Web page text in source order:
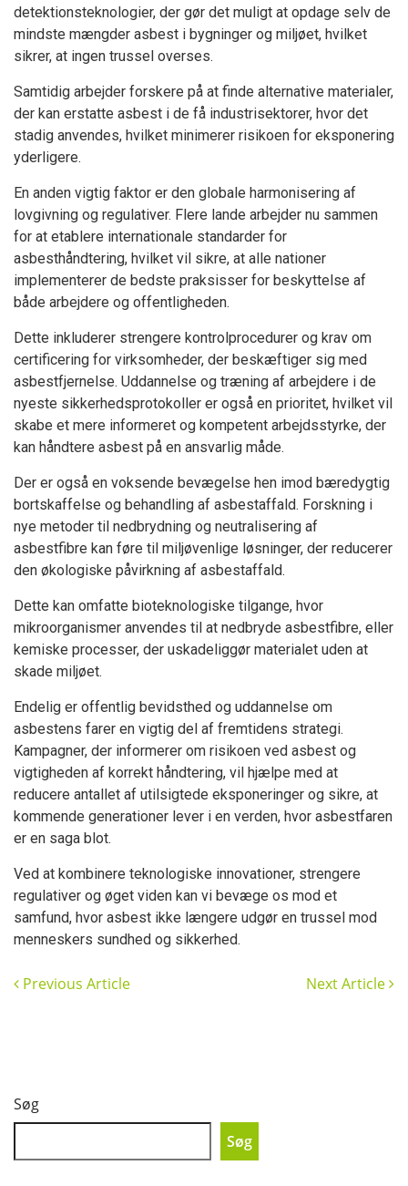
detektionsteknologier, der gør det muligt at opdage selv de
mindste mængder asbest i bygninger og miljøet, hvilket
sikrer, at ingen trussel overses.
Samtidig arbejder forskere på at finde alternative materialer,
der kan erstatte asbest i de få industrisektorer, hvor det
stadig anvendes, hvilket minimerer risikoen for eksponering
yderligere.
En anden vigtig faktor er den globale harmonisering af
lovgivning og regulativer. Flere lande arbejder nu sammen
for at etablere internationale standarder for
asbesthåndtering, hvilket vil sikre, at alle nationer
implementerer de bedste praksisser for beskyttelse af
både arbejdere og offentligheden.
Dette inkluderer strengere kontrolprocedurer og krav om
certificering for virksomheder, der beskæftiger sig med
asbestfjernelse. Uddannelse og træning af arbejdere i de
nyeste sikkerhedsprotokoller er også en prioritet, hvilket vil
skabe et mere informeret og kompetent arbejdsstyrke, der
kan håndtere asbest på en ansvarlig måde.
Der er også en voksende bevægelse hen imod bæredygtig
bortskaffelse og behandling af asbestaffald. Forskning i
nye metoder til nedbrydning og neutralisering af
asbestfibre kan føre til miljøvenlige løsninger, der reducerer
den økologiske påvirkning af asbestaffald.
Dette kan omfatte bioteknologiske tilgange, hvor
mikroorganismer anvendes til at nedbryde asbestfibre, eller
kemiske processer, der uskadeliggør materialet uden at
skade miljøet.
Endelig er offentlig bevidsthed og uddannelse om
asbestens farer en vigtig del af fremtidens strategi.
Kampagner, der informerer om risikoen ved asbest og
vigtigheden af korrekt håndtering, vil hjælpe med at
reducere antallet af utilsigtede eksponeringer og sikre, at
kommende generationer lever i en verden, hvor asbestfaren
er en saga blot.
Ved at kombinere teknologiske innovationer, strengere
regulativer og øget viden kan vi bevæge os mod et
samfund, hvor asbest ikke længere udgør en trussel mod
menneskers sundhed og sikkerhed.
Previous Article Next Article
Søg
Søg